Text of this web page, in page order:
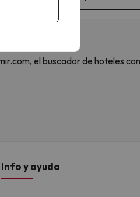
el buscador de hoteles
Info y ayuda